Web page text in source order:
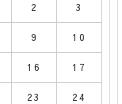
2 3
9 10
16 17
23 24